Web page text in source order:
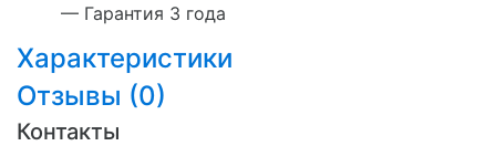
— Гарантия 3 года
Характеристики
Отзывы (0)
Контакты